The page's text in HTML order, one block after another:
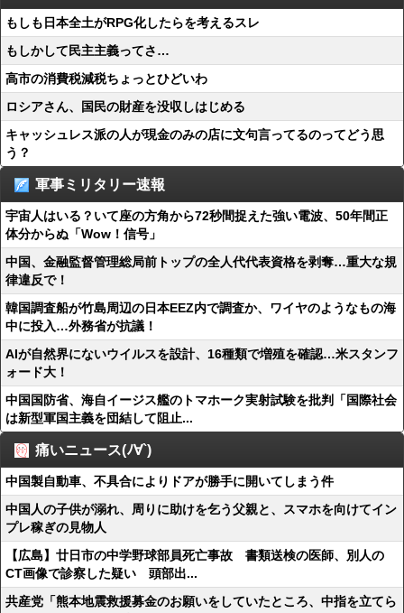
もしも日本全土がRPG化したらを考えるスレ
もしかして民主主義ってさ…
高市の消費税減税ちょっとひどいわ
ロシアさん、国民の財産を没収しはじめる
キャッシュレス派の人が現金のみの店に文句言ってるのってどう思
う？
軍事ミリタリー速報
宇宙人はいる？いて座の方角から72秒間捉えた強い電波、50年間正
体分からぬ「Wow！信号」
中国、金融監督管理総局前トップの全人代代表資格を剥奪…重大な規
律違反で！
韓国調査船が竹島周辺の日本EEZ内で調査か、ワイヤのようなもの海
中に投入…外務省が抗議！
AIが自然界にないウイルスを設計、16種類で増殖を確認…米スタンフ
ォード大！
中国国防省、海自イージス艦のトマホーク実射試験を批判「国際社会
は新型軍国主義を団結して阻止...
痛いニュース(ﾉ∀`)
中国製自動車、不具合によりドアが勝手に開いてしまう件
中国人の子供が溺れ、周りに助けを乞う父親と、スマホを向けてイン
プレ稼ぎの見物人
【広島】廿日市の中学野球部員死亡事故 書類送検の医師、別人の
CT画像で診察した疑い 頭部出...
共産党「熊本地震救援募金のお願いをしていたところ、中指を立てら